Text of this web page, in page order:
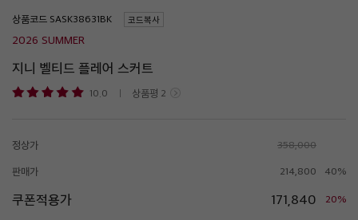
상품코드 코드복사
2026 SUMMER
지니 벨티드 플레어 스커트
10.0 상품평 2
정상가 358,000
판매가 214,800 40%
쿠폰적용가 171,840 20%